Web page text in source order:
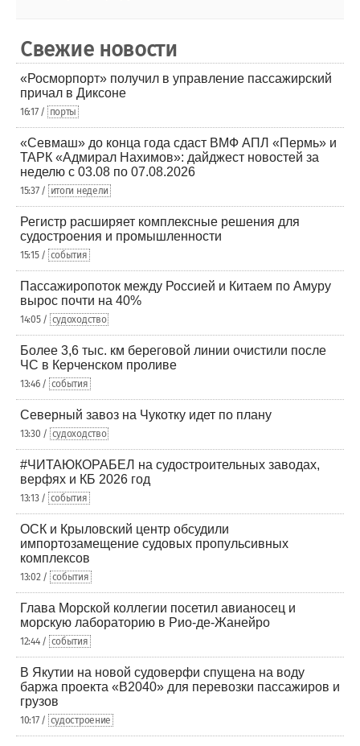
Свежие новости
«Росморпорт» получил в управление пассажирский
причал в Диксоне
16:17 / порты
«Севмаш» до конца года сдаст ВМФ АПЛ «Пермь» и
ТАРК «Адмирал Нахимов»: дайджест новостей за
неделю с 03.08 по 07.08.2026
15:37 / итоги недели
Регистр расширяет комплексные решения для
судостроения и промышленности
15:15 / события
Пассажиропоток между Россией и Китаем по Амуру
вырос почти на 40%
14:05 / судоходство
Более 3,6 тыс. км береговой линии очистили после
ЧС в Керченском проливе
13:46 / события
Северный завоз на Чукотку идет по плану
13:30 / судоходство
#ЧИТАЮКОРАБЕЛ на судостроительных заводах,
верфях и КБ 2026 год
13:13 / события
ОСК и Крыловский центр обсудили
импортозамещение судовых пропульсивных
комплексов
13:02 / события
Глава Морской коллегии посетил авианосец и
морскую лабораторию в Рио-де-Жанейро
12:44 / события
В Якутии на новой судоверфи спущена на воду
баржа проекта «В2040» для перевозки пассажиров и
грузов
10:17 / судостроение